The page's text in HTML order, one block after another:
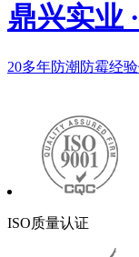
鼎兴实业 ·
20多年防潮防霉经
ISO质量认证